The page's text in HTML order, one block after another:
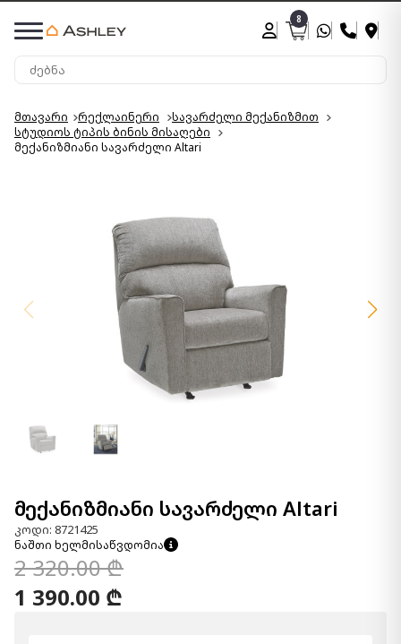
8
მთავარი რექლაინერი
სავარძელი მექანიზმით
სტუდიოს ტიპის ბინის მისაღები
მექანიზმიანი სავარძელი Altari
მექანიზმიანი სავარძელი Altari
კოდი: 8721425
ნაშთი ხელმისაწვდომია
2 320.00 ₾
1 390.00 ₾